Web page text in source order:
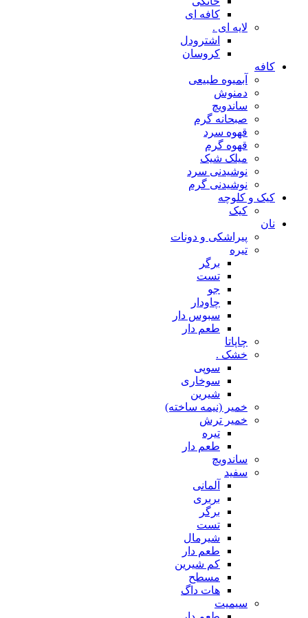
کافه ای
لایه ای .
اشترودل
کروسان
کافه
آبمیوه طبیعی
دمنوش
ساندویچ
صبحانه گرم
قهوه سرد
قهوه گرم
میلک شیک
نوشیدنی سرد
نوشیدنی گرم
کیک و کلوچه
کیک
نان
پیراشکی و دونات
تیره
برگر
تست
جو
چاودار
سبوس دار
طعم دار
چاپاتا
خشک .
سوپی
سوخاری
شیرین
خمیر (نیمه ساخته)
خمیر ترش
تیره
طعم دار
ساندویچ
سفید
آلمانی
بربری
برگر
تست
شیرمال
طعم دار
کم شیرین
مسطح
هات داگ
سیمیت